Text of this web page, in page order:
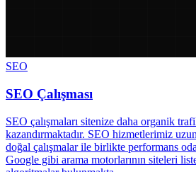
SEO
SEO Çalışması
SEO çalışmaları sitenize daha organik
kazandırmaktadır. SEO hizmetlerimiz
doğal çalışmalar ile birlikte performans
Google gibi arama motorlarının siteleri